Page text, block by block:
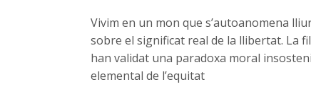
Vivim en un mon que s’autoanomena
sobre el significat real de la llibertat. La
han validat una paradoxa moral
elemental de l’equitat